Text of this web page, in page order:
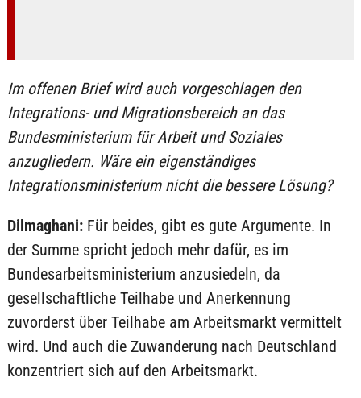
Im offenen Brief wird auch vorgeschlagen den
Integrations- und Migrationsbereich an das
Bundesministerium für Arbeit und Soziales
anzugliedern. Wäre ein eigenständiges
Integrationsministerium nicht die bessere Lösung?
Dilmaghani:Für beides, gibt es gute Argumente. In
der Summe spricht jedoch mehr dafür, es im
Bundesarbeitsministerium anzusiedeln, da
gesellschaftliche Teilhabe und Anerkennung
zuvorderst über Teilhabe am Arbeitsmarkt vermittelt
wird. Und auch die Zuwanderung nach Deutschland
konzentriert sich auf den Arbeitsmarkt.